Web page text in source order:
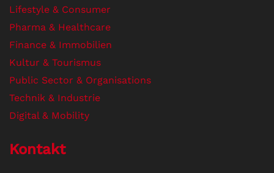
Lifestyle & Consumer
Pharma & Healthcare
Finance & Immobilien
Kultur & Tourismus
Public Sector & Organisations
Technik & Industrie
Digital & Mobility
Kontakt